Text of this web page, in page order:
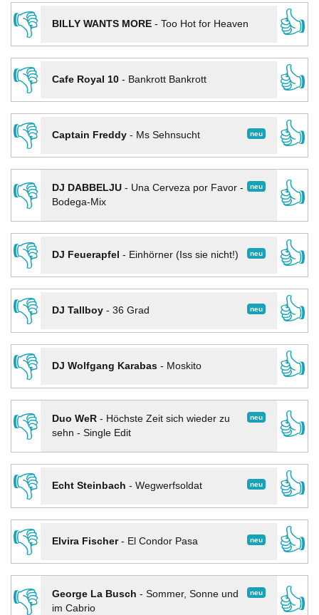
👎
BILLY WANTS MORE- Too Hot for Heaven
👍
👎
Cafe Royal 10- Bankrott Bankrott
👍
👎
neu
Captain Freddy- Ms Sehnsucht
👍
👎
neu
DJ DABBELJU- Una Cerveza por Favor -
Bodega-Mix
👍
👎
neu
DJ Feuerapfel - Einhörner (Iss sie nicht!)
👍
👎
neu
DJ Tallboy- 36 Grad
👍
👎
DJ Wolfgang Karabas- Moskito
👍
👎
neu
Duo WeR- Höchste Zeit sich wieder zu
sehn - Single Edit
👍
👎
neu
Echt Steinbach - Wegwerfsoldat
👍
👎
neu
Elvira Fischer- El Condor Pasa
👍
👎
neu
George La Busch - Sommer, Sonne und
im Cabrio
👍